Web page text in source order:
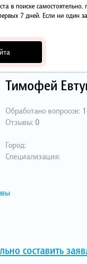
в поиске
7 дней. Если ни один
Тимофей
Обработано вопросов:
Отзывы:0
Город:
Специализация:
составить